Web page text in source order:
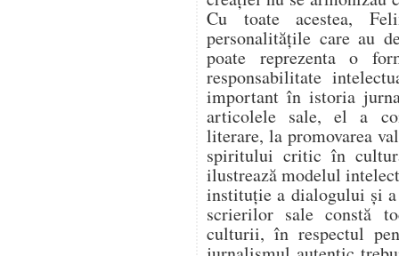
Cu toate acestea,
personalitățile care au
poate reprezenta o
responsabilitate
important în istoria
articolele sale, el a
literare, la promovarea
spiritului critic în
ilustrează modelul
instituție a dialogului și
scrierilor sale constă
culturii, în respectul